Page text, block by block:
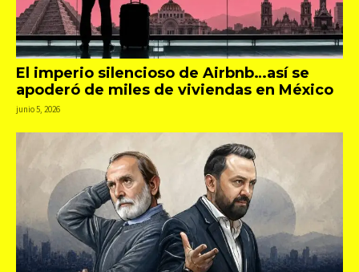
El imperio silencioso de Airbnb…así se
apoderó de miles de viviendas en México
junio 5, 2026